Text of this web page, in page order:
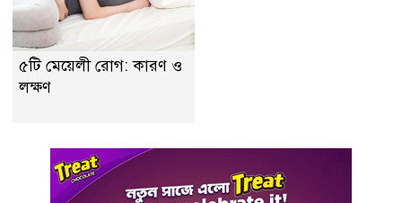
৫টি মেয়েলী রোগ: কারণ ও
লক্ষণ